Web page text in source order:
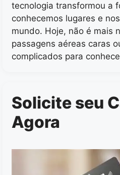
tecnologia transformou a
conhecemos lugares e
mundo. Hoje, não é mais
passagens aéreas caras
complicados para
Solicite seu
Agora